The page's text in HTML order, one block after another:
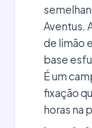
Aventus.
de limão
base
É um
fixação
horas na